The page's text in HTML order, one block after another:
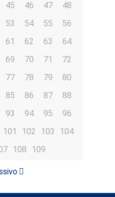
45 46 47
48
53 54 55
56
61 62 63
64
69 70 71
72
77 78 79
80
85 86 87
88
93 94 95
96
101 102 103
104
108 109